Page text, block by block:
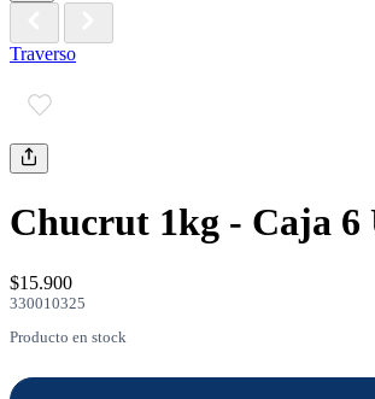
Traverso
Chucrut 1kg - Caja 6
$15.900
330010325
Producto en stock